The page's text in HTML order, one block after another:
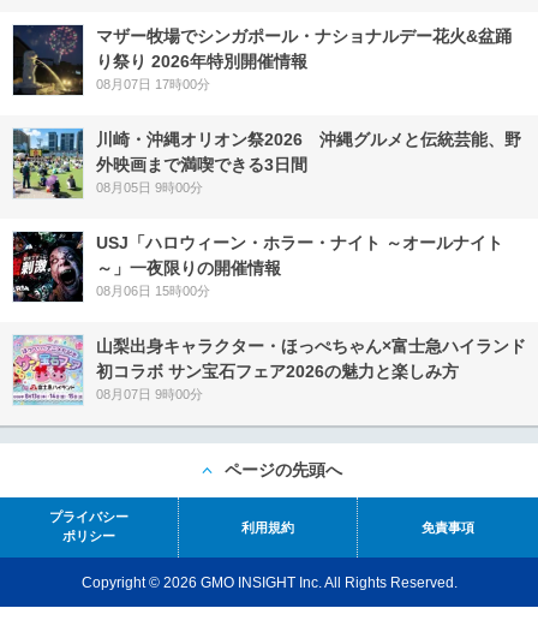
マザー牧場でシンガポール・ナショナルデー花火&盆踊
り祭り 2026年特別開催情報
08月07日 17時00分
川崎・沖縄オリオン祭2026 沖縄グルメと伝統芸能、野
外映画まで満喫できる3日間
08月05日 9時00分
USJ「ハロウィーン・ホラー・ナイト ～オールナイト
～」一夜限りの開催情報
08月06日 15時00分
山梨出身キャラクター・ほっぺちゃん×富士急ハイランド
初コラボ サン宝石フェア2026の魅力と楽しみ方
08月07日 9時00分
ページの先頭へ
プライバシー
ポリシー
利用規約 免責事項
Copyright © 2026 GMO INSIGHT Inc. All Rights Reserved.